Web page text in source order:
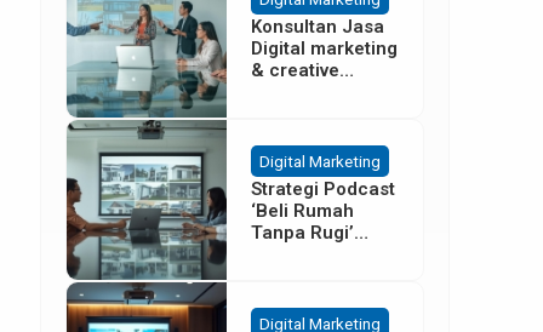
Konsultan Jasa
Digital marketing
& creative
Digital Marketing
Strategi Podcast
‘Beli Rumah
Tanpa Rugi’
Digital Marketing